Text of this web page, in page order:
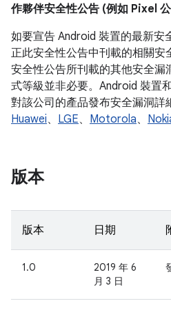
作夥伴安全性公告 (例如 Pixel
如要宣告 Android 裝置的最新安
正此安全性公告中刊載的相關安
安全性公告所刊載的其他安全漏
式等級並非必要。Android 裝置
對該公司的產品發布安全漏洞詳
Huawei、 LGE、 Motorola、
版本
版本 日期
1.0
2019 年 6
月 3 日